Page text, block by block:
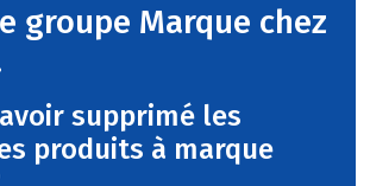
groupe Marque chez
supprimé les
produits à marque